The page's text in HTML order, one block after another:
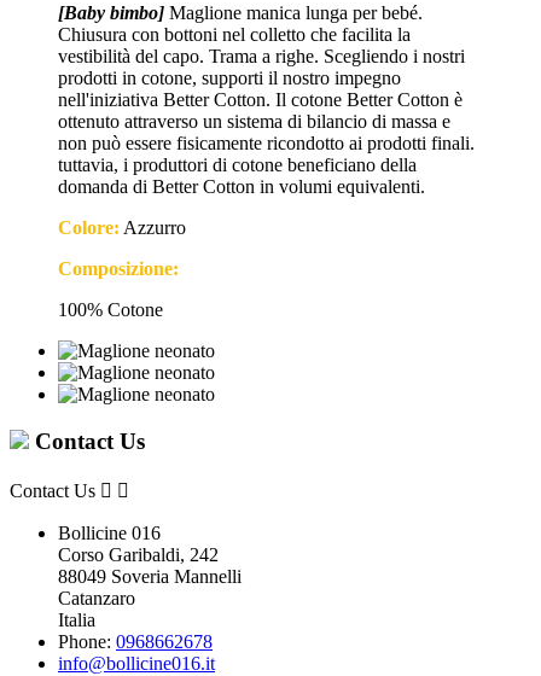
[Baby bimbo] Maglione manica lunga per bebé.
Chiusura con bottoni nel colletto che facilita la
vestibilità del capo. Trama a righe. Scegliendo i nostri
prodotti in cotone, supporti il nostro impegno
nell'iniziativa Better Cotton. Il cotone Better Cotton è
ottenuto attraverso un sistema di bilancio di massa e
non può essere fisicamente ricondotto ai prodotti finali.
tuttavia, i produttori di cotone beneficiano della
domanda di Better Cotton in volumi equivalenti.
Colore: Azzurro
Composizione:
100% Cotone
Contact Us
Contact Us  
Bollicine 016
Corso Garibaldi, 242
88049 Soveria Mannelli
Catanzaro
Italia
Phone: 0968662678
info@bollicine016.it